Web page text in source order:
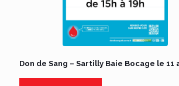
Don de Sang – Sartilly Baie Bocage le 11